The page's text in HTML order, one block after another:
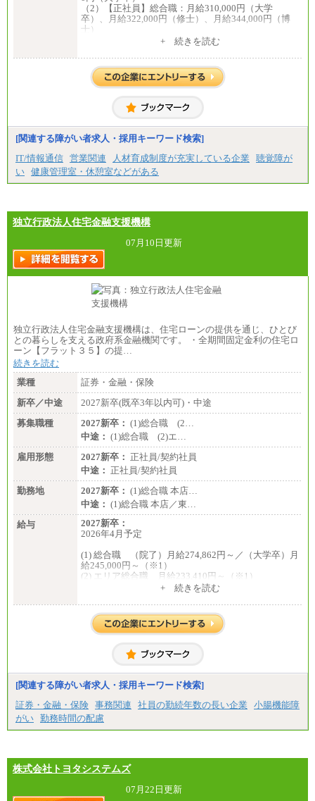
（2）【正社員】総合職：月給310,000円（大学
卒）、月給322,000円（修士）、月給344,000円（博
士）
いません。
※一般事務職種（CS職）の大学院修了者は大学卒の
金額を最低額とし、
たします。
下記は新卒採用の給与です。経験者採用の場合、下
記を再下限としてご経験に応じた金額となります。
（1）【正社員】一般事務職種（CS職）：月給255,00
0円（大学卒）
（2）【正社員】総合職：月給300,000円（大学卒）
+ 続きを読む
[関連する障がい者求人・採用キーワード検索]
IT/情報通信 営業関連 人材育成制度が充実している企業
聴覚障が
い 健康管理室・休憩室などがある
独立行政法人住宅金融支援機構
07月10日更新
独立行政法人住宅金融支援機構は、住宅ローンの提供を通じ、ひとび
との暮らしを支える政府系金融機関です。 ・全期間固定金利の住宅ロ
ーン【フラット３５】の提…
続きを読む
業種
証券・金融・保険
新卒／中途
2027新卒(既卒3年以内可)・中途
募集職種
2027新卒： (1)総合職 (2…
中途： (1)総合職 (2)エ…
雇用形態
2027新卒： 正社員/契約社員
中途： 正社員/契約社員
勤務地
2027新卒： (1)総合職 本店…
中途： (1)総合職 本店／東…
給与
2027新卒：
2026年4月予定
(1) 総合職 （院了）月給274,862円～／（大学卒）月
給245,000円～（※1）
(2) エリア総合職 月給233,410円～（※1）
(3) アシスタントスタッフ 日給9,800円～12,500円
※１ 試用期間６か月（試用期間中も給与に変更
はございません）
※２ 勤務地により異なります
（1) 総合職 （院了）月給274,862円～／（大学卒）
月給245,000円～（※1）
(2) エリア総合職 月給233,410円～（※1）
(3) アシスタントスタッフ 日給9,800円～12,500円
（※2）
※１ 試用期間６か月（試用期間中も給与に変更
なし）
※２ 勤務地により異なる
+ 続きを読む
[関連する障がい者求人・採用キーワード検索]
証券・金融・保険 事務関連 社員の勤続年数の長い企業
小腸機能障
がい 勤務時間の配慮
株式会社トヨタシステムズ
07月22日更新